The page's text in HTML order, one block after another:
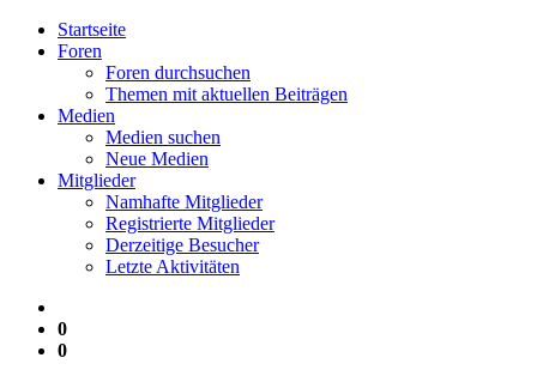
Startseite
Foren
Foren durchsuchen
Themen mit aktuellen Beiträgen
Medien
Medien suchen
Neue Medien
Mitglieder
Namhafte Mitglieder
Registrierte Mitglieder
Derzeitige Besucher
Letzte Aktivitäten
0
0